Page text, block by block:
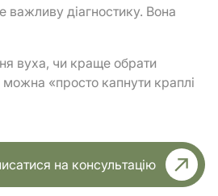
важливу діагностику. Вона
вуха, чи краще обрати
«просто капнути краплі
на консультацію